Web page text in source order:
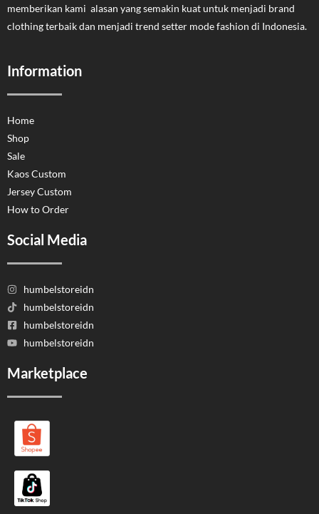
memberikan kami alasan yang semakin kuat untuk menjadi brand
clothing terbaik dan menjadi trend setter mode fashion di Indonesia.
Information
Home
Shop
Sale
Kaos Custom
Jersey Custom
How to Order
Social Media
humbelstoreidn
humbelstoreidn
humbelstoreidn
humbelstoreidn
Marketplace